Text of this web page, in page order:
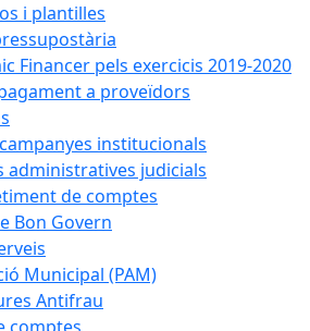
i plantilles
Financer pels exercicis 2019-2020
a proveïdors
institucionals
administratives judicials
de comptes
Bon Govern
Municipal (PAM)
Antifrau